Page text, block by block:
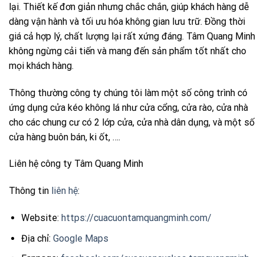
lại. Thiết kế đơn giản nhưng chắc chắn, giúp khách hàng dễ
dàng vận hành và tối ưu hóa không gian lưu trữ. Đồng thời
giá cả hợp lý, chất lượng lại rất xứng đáng. Tâm Quang Minh
không ngừng cải tiến và mang đến sản phẩm tốt nhất cho
mọi khách hàng.
Thông thường công ty chúng tôi làm một số công trình có
ứng dụng cửa kéo không lá như cửa cổng, cửa rào, cửa nhà
cho các chung cư có 2 lớp cửa, cửa nhà dân dụng, và một số
cửa hàng buôn bán, ki ốt, ….
Liên hệ công ty Tâm Quang Minh
Thông tin liên hệ:
Website: https://cuacuontamquangminh.com/
Địa chỉ: Google Maps